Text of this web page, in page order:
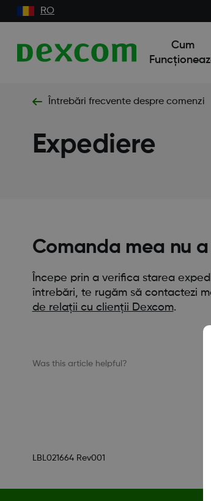
RO
Cum
Întrebări frecvente despre comenzi
Expediere
Comanda mea nu
Începe prin a verifica starea
întrebări, te rugăm să contactezi
de relații cu clienții Dexcom.
Was this article helpful?
LBL021664 Rev001